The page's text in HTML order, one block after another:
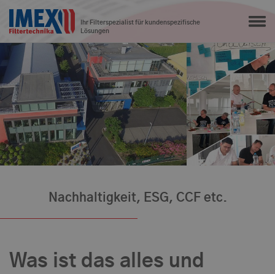
Ihr Filterspezialist für kundenspezifische
Lösungen
Nachhaltigkeit, ESG, CCF etc.
Was ist das alles und